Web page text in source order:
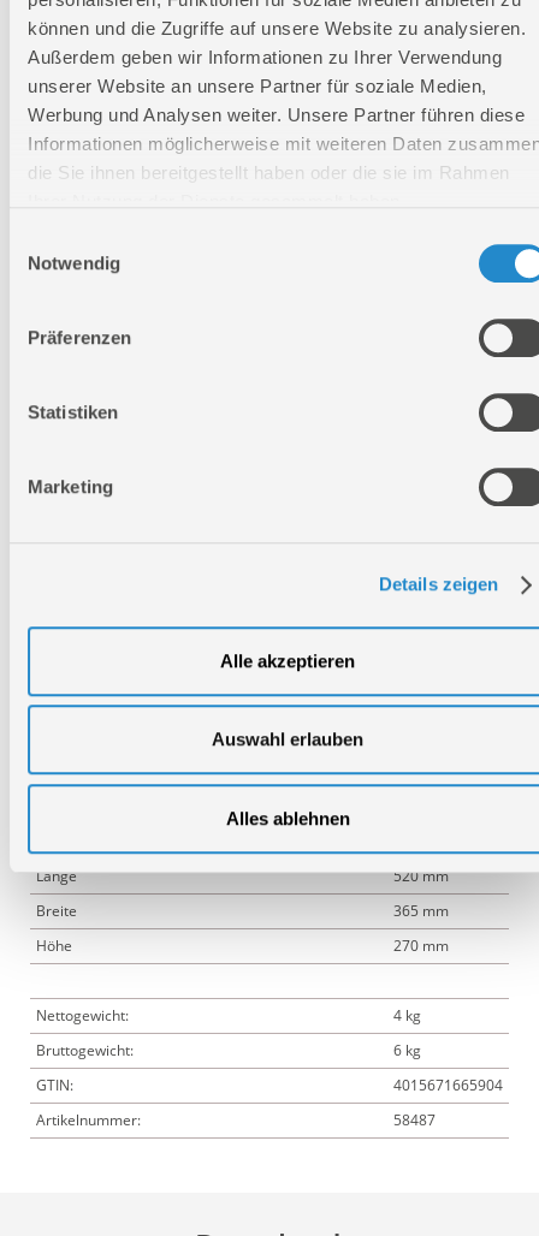
können und die Zugriffe auf unsere Website zu analysieren.
Außerdem geben wir Informationen zu Ihrer Verwendung
unserer Website an unsere Partner für soziale Medien,
Werbung und Analysen weiter. Unsere Partner führen diese
Informationen möglicherweise mit weiteren Daten
die Sie ihnen bereitgestellt haben oder die sie im Rahmen
Notwendig
Präferenzen
Statistiken
Marketing
Details zeigen
Alle akzeptieren
Auswahl erlauben
Alles ablehnen
Akkupack
AP 18-30
P
Akkupack
AP 18-40
P
passende Ladegeräte:
58561
Ladegerät
Ladegerät
Ladegerät
LG 2-18-
Ladegerät
86 dB
Logistische Daten
Länge
520 mm
Breite
365 mm
Höhe
270 mm
Nettogewicht:
4 kg
Bruttogewicht:
6 kg
GTIN:
4015671665904
Artikelnummer:
58487